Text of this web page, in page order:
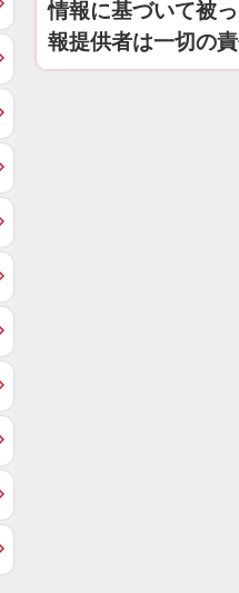
情報に基づいて被
報提供者は一切の